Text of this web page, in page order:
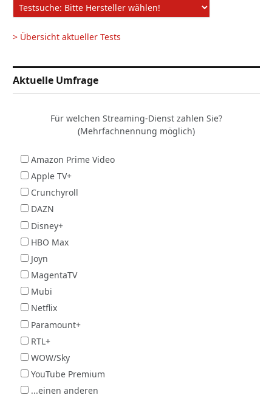
> Übersicht aktueller Tests
Aktuelle Umfrage
Für welchen Streaming-Dienst zahlen Sie?
(Mehrfachnennung möglich)
Amazon Prime Video
Apple TV+
Crunchyroll
DAZN
Disney+
HBO Max
Joyn
MagentaTV
Mubi
Netflix
Paramount+
RTL+
WOW/Sky
YouTube Premium
...einen anderen